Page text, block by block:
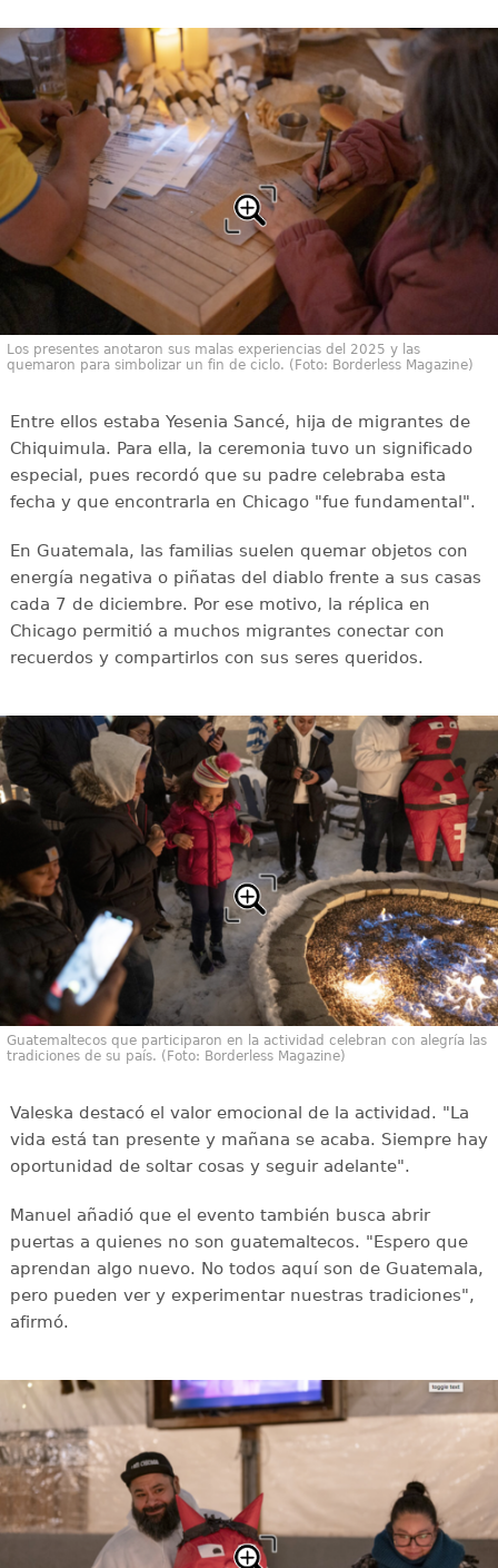
Los presentes anotaron sus malas experiencias del 2025 y las
quemaron para simbolizar un fin de ciclo. (Foto: Borderless Magazine)
Entre ellos estaba Yesenia Sancé, hija de migrantes de
Chiquimula. Para ella, la ceremonia tuvo un significado
especial, pues recordó que su padre celebraba esta
fecha y que encontrarla en Chicago "fue fundamental".
En Guatemala, las familias suelen quemar objetos con
energía negativa o piñatas del diablo frente a sus casas
cada 7 de diciembre. Por ese motivo, la réplica en
Chicago permitió a muchos migrantes conectar con
recuerdos y compartirlos con sus seres queridos.
Guatemaltecos que participaron en la actividad celebran con alegría las
tradiciones de su país. (Foto: Borderless Magazine)
Valeska destacó el valor emocional de la actividad. "La
vida está tan presente y mañana se acaba. Siempre hay
oportunidad de soltar cosas y seguir adelante".
Manuel añadió que el evento también busca abrir
puertas a quienes no son guatemaltecos. "Espero que
aprendan algo nuevo. No todos aquí son de Guatemala,
pero pueden ver y experimentar nuestras tradiciones",
afirmó.